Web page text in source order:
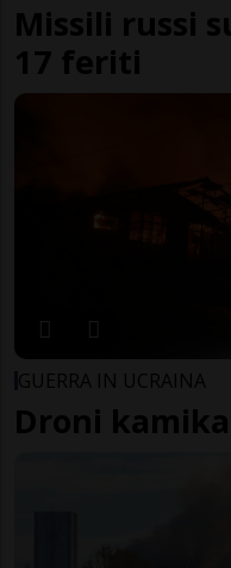
Missili russi
17 feriti
GUERRA IN UCRAINA
Droni